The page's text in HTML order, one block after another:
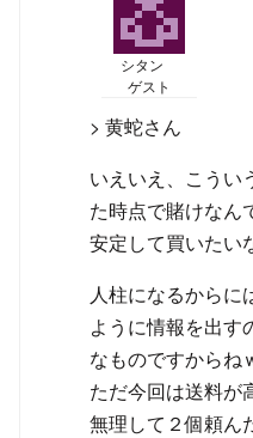
シタン
ゲスト
> 黄蛇さん
いえいえ、こうい
た時点で賭けなん
安定して買いたい
人柱になるからに
ように情報を出す
なものですからね
ただ今回は送料が
無理して２個頼ん